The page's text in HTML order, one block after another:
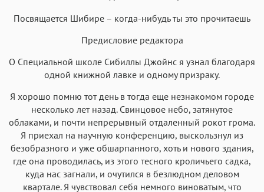
Аа Аа
Посвящается Шибире – когда-нибудь ты это прочитаешь
Предисловие редактора
О Специальной школе Сибиллы Джойнс я узнал благодаря
одной книжной лавке и одному призраку.
Я хорошо помню тот день в тогда еще незнакомом городе
несколько лет назад. Свинцовое небо, затянутое
облаками, и почти непрерывный отдаленный рокот грома.
Я приехал на научную конференцию, выскользнул из
безобразного и уже обшарпанного, хоть и нового здания,
где она проводилась, из этого тесного кроличьего садка,
куда нас загнали, и очутился в безлюдном деловом
квартале. Я чувствовал себя немного виноватым, что